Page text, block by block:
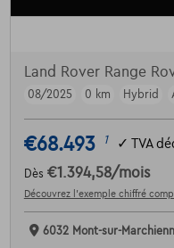
Land Rover Range
08/2025
0 km Hybrid
€68.493 1 ✓ TVA
Dès €1.394,58/mois
Découvrez l’exemple chiffré
6032 Mont-sur-